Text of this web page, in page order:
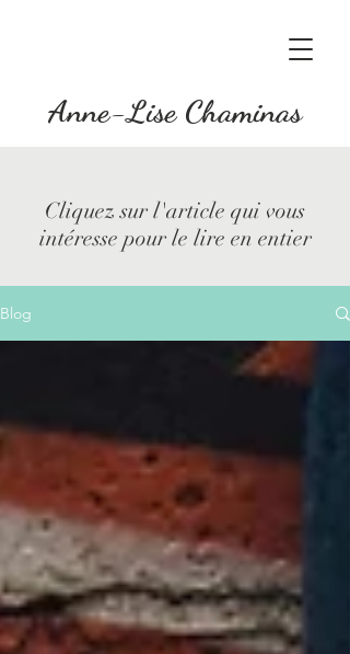
Anne-Lise Chaminas
Cliquez sur l'article qui vous
intéresse pour le lire en entier
Blog